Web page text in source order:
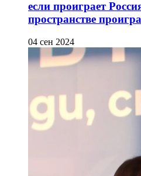
если проиграет
пространстве
04 сен 2024